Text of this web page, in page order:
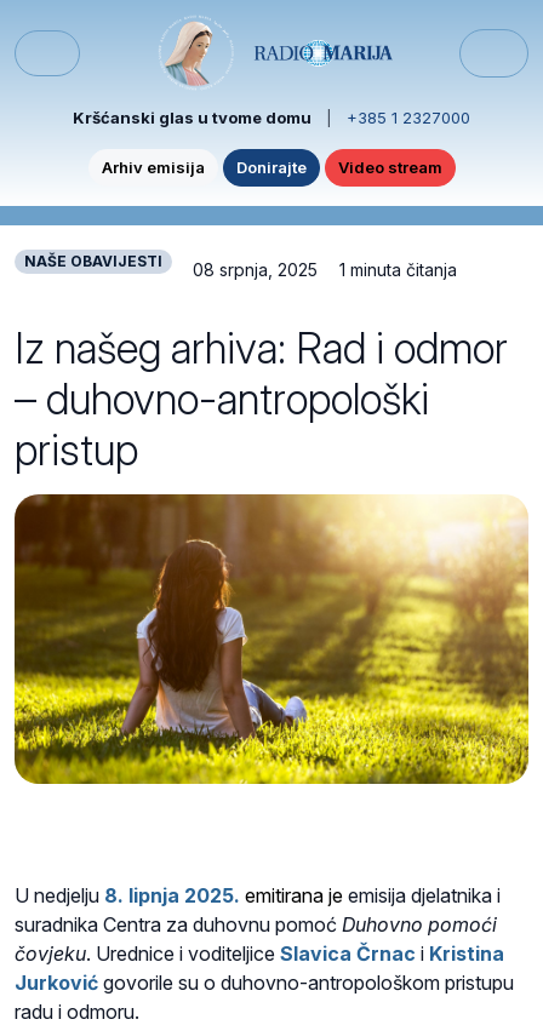
Menu
Kršćanski glas u tvome domu +385 1 2327000
Arhiv emisija Donirajte Video stream
NAŠE OBAVIJESTI 08 srpnja, 2025 1 minuta čitanja
Iz našeg arhiva: Rad i odmor
– duhovno-antropološki
pristup
U nedjelju 8. lipnja 2025. emitirana je emisija djelatnika i
suradnika Centra za duhovnu pomoć Duhovno pomoći
čovjeku. Urednice i voditeljice Slavica Črnac i Kristina
Jurković govorile su o duhovno-antropološkom pristupu
radu i odmoru.